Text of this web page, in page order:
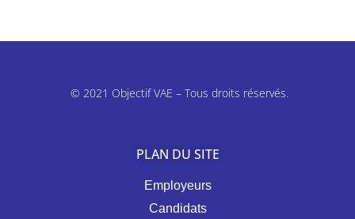
© 2021 Objectif VAE – Tous droits réservés.
PLAN DU SITE
Employeurs
Candidats